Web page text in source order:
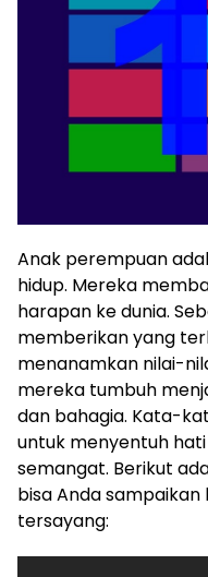
Anak perempuan
hidup. Mereka
harapan ke dunia.
memberikan yang
menanamkan nilai-
mereka tumbuh
dan bahagia. Kata-
untuk menyentuh
semangat. Berikut
bisa Anda
tersayang: